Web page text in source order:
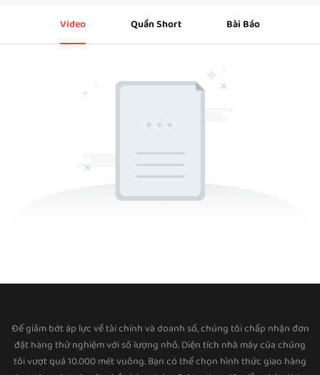
Video Quần Short Bài Báo
Để giảm bớt áp lực về tài chính và doanh số, chúng tôi chấp nhận đơn
đặt hàng thử nghiệm với số lượng nhỏ. Diện tích nhà máy của chúng
tôi vượt quá 10.000 mét vuông. Bạn có thể chọn hình thức giao hàng